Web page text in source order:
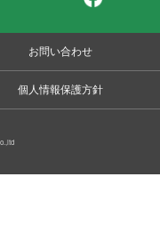
お問い合わせ
個人情報保護方針